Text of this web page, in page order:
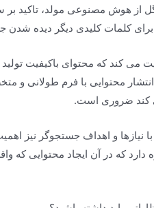
گوگل از هوش مصنوعی مولد،
کلمات کلیدی دیگر دیده شدن
کند که محتوای باکیفیت تولید
محتوایی با فرم طولانی و
کند ضروری است.
و اهداف جستجوگر نیز اهمیت
دارد که در آن ایجاد محتوایی که